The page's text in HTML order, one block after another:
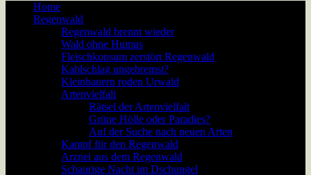
Home
Regenwald
Regenwald brennt wieder
Wald ohne Humus
Fleischkonsum zerstört Regenwald
Kahlschlag ungebremst?
Kleinbauern roden Urwald
Artenvielfalt
Rätsel der Artenvielfalt
Grüne Hölle oder Paradies?
Auf der Suche nach neuen Arten
Kampf für den Regenwald
Arznei aus dem Regenwald
Schaurige Nacht im Dschungel